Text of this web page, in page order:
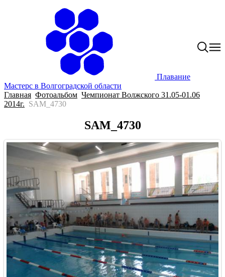
Плавание
Мастерс в Волгоградской области
Главная Фотоальбом Чемпионат Волжского 31.05-01.06
2014г. SAM_4730
SAM_4730